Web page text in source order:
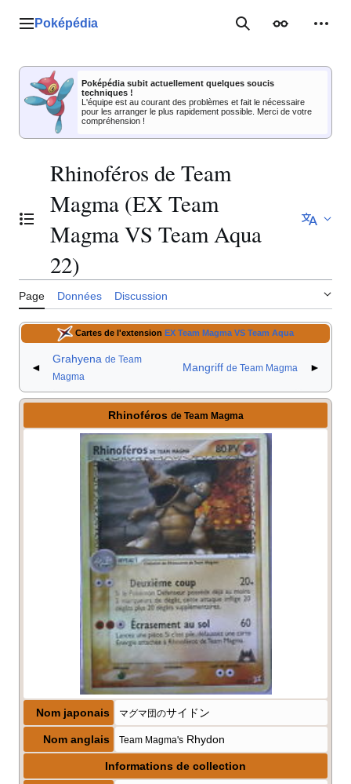
Menu principal
Poképédia RechercherApparence
Poképédia subit actuellement quelques soucis
techniques !
L'équipe est au courant des problèmes et fait le nécessaire
pour les arranger le plus rapidement possible. Merci de votre
compréhension !
Basculer la table des matières
Rhinoféros de Team
Magma (EX Team
Magma VS Team Aqua
22)
Page Données Discussion
Cartes de l'extension EX Team Magma VS Team Aqua
◄
Grahyena de Team
Magma
Mangriff de Team Magma ►
Rhinoféros de Team Magma
Nom japonais マグマ団のサイドン
Nom anglais Team Magma's Rhydon
Informations de collection